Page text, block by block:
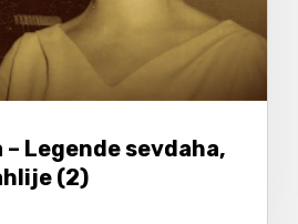
– Legende sevdaha,
(2)